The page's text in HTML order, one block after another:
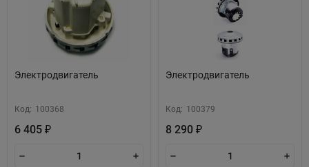
Электродвигатель
Код: 100368
6 405 ₽
Электродвигатель
Код: 100379
8 290 ₽